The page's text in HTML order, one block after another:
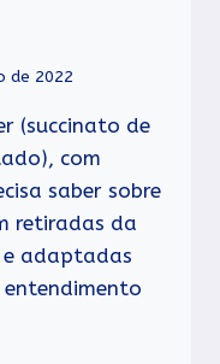
de 2022
(succinato de
com
saber sobre
retiradas da
adaptadas